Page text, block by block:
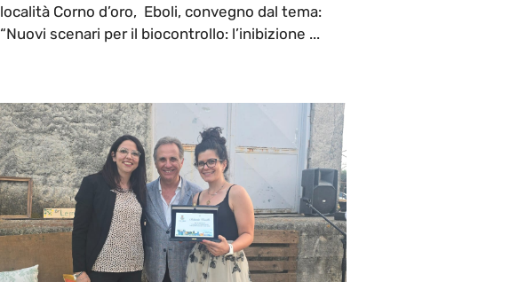
località Corno d’oro, Eboli, convegno dal tema:
“Nuovi scenari per il biocontrollo: l’inibizione ...